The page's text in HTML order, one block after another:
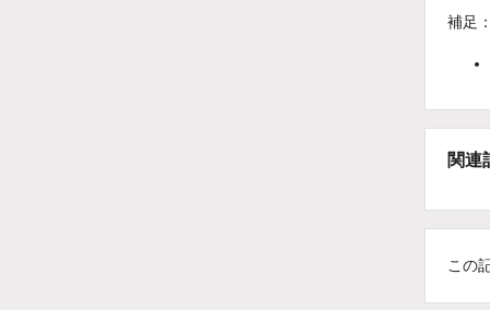
補足：
関連
この